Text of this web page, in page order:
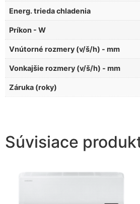
Energ. trieda chladenia
Príkon - W
Vnútorné rozmery (v/š/h) - mm
Vonkajšie rozmery (v/š/h) - mm
Záruka (roky)
Súvisiace